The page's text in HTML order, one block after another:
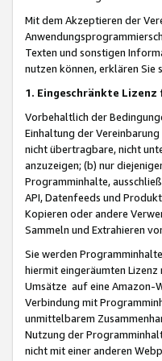
Mit dem Akzeptieren der
Texten und sonstigen
nutzen können, erklären Sie
1. Eingeschränkte
Vorbehaltlich der
Einhaltung der
nicht übertragbare, nicht
anzuzeigen; (b) nur
Programminhalte,
API, Datenfeeds und
Kopieren oder andere
Sammeln und Extrahieren
Sie werden
hiermit eingeräumten Lizenz
Umsätze auf eine Amazon-
Verbindung mit
unmittelbarem
Nutzung der
nicht mit einer anderen